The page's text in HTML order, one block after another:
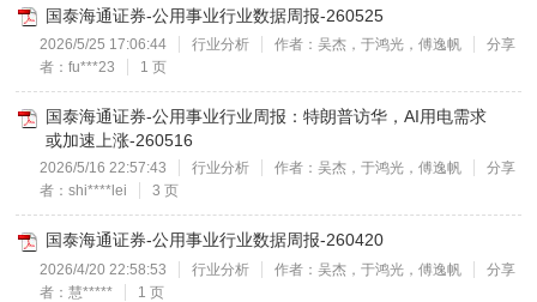
国泰海通证券-公用事业行业数据周报-260525
2026/5/25 17:06:44 行业分析 作者：吴杰，于鸿光，傅逸帆
分享
者：fu***23
1 页
国泰海通证券-公用事业行业周报：特朗普访华，AI用电需求
或加速上涨-260516
2026/5/16 22:57:43 行业分析 作者：吴杰，于鸿光，傅逸帆
分享
者：shi****lei
3 页
国泰海通证券-公用事业行业数据周报-260420
2026/4/20 22:58:53 行业分析 作者：吴杰，于鸿光，傅逸帆
分享
者：慧*****
1 页